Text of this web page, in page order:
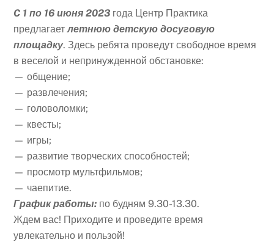
C 1 по 16 июня 2023 года Центр Практика
предлагаетлетнюю детскую досуговую
площадку. Здесь ребята проведут свободное время
в веселой и непринужденной обстановке:
— общение;
— развлечения;
— головоломки;
— квесты;
— игры;
— развитие творческих способностей;
— просмотр мультфильмов;
— чаепитие.
График работы: по будням 9.30-13.30.
Ждем вас! Приходите и проведите время
увлекательно и пользой!